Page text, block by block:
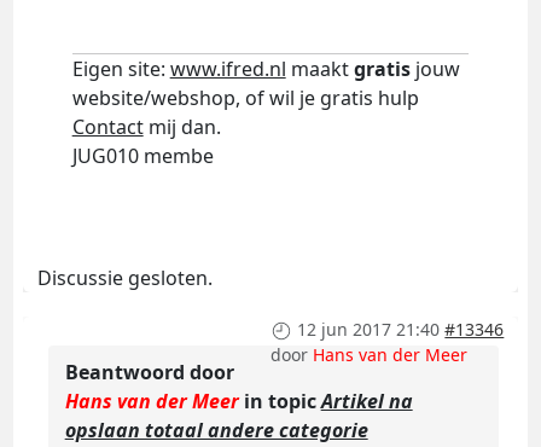
Eigen site: www.ifred.nl maaktgratisjouw
website/webshop, of wil je gratis hulp
Contactmij dan.
JUG010 membe
Discussie gesloten.
12 jun 2017 21:40 #13346
door Hans van der Meer
Beantwoord door
Hans van der Meerin topicArtikel na
opslaan totaal andere categorie